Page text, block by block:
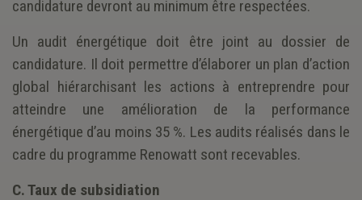
candidature devront au minimum être respectées.
Un audit énergétique doit être joint au dossier de
candidature. Il doit permettre d’élaborer un plan d’action
global hiérarchisant les actions à entreprendre pour
atteindre une amélioration de la performance
énergétique d’au moins 35 %. Les audits réalisés dans le
cadre du programme Renowatt sont recevables.
C. Taux de subsidiation